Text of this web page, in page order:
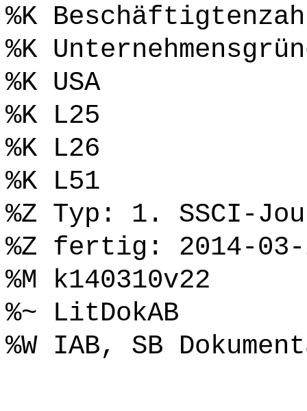
%K
%K
%K USA
%K L25
%K L26
%K L51
%Z Typ: 1. SSCI-
%Z fertig: 2014-03-
%M k140310v22
%~ LitDokAB
%W IAB, SB